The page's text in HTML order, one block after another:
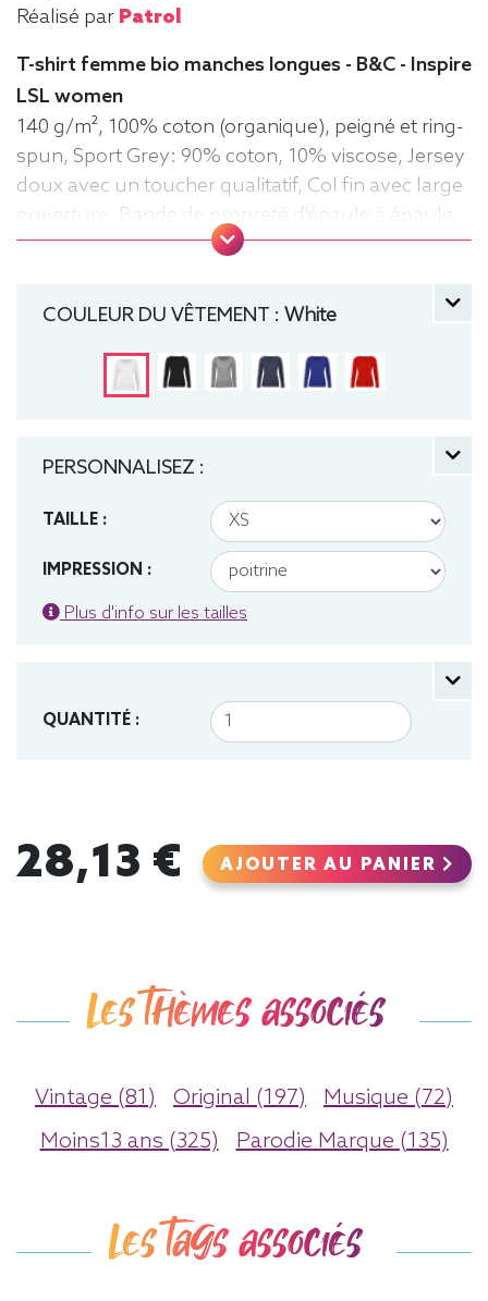
Réalisé par Patrol
T-shirt femme bio manches longues - B&C - Inspire
LSL women
140 g/m², 100% coton (organique), peigné et ring-
spun, Sport Grey: 90% coton, 10% viscose, Jersey
doux avec un toucher qualitatif, Col fin avec large
ouverture, Bande de propreté d'épaule à épaule,
Coutures latérales, Lavable jusqu'à 40°C, Moyen
rond, Bio / Organic, B&C
COULEUR DU VÊTEMENT : White
PERSONNALISEZ :
TAILLE :
IMPRESSION :
Plus d'info sur les tailles
QUANTITÉ :
28,13 € AJOUTER AU PANIER
Les thèmes associés
Vintage (81) Original (197)
Musique (72)
Moins13 ans (325)
Parodie Marque (135)
Les tags associés